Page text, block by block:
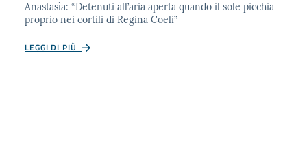
Anastasìa: “Detenuti all’aria aperta quando il sole picchia
proprio nei cortili di Regina Coeli”
LEGGI DI PIÙ